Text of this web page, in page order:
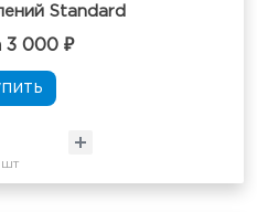
Standard
3 000 ₽
шт